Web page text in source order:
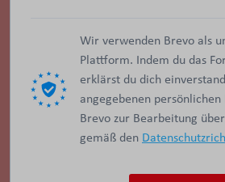
Wir verwenden Brevo als
Plattform. Indem du das
erklärst du dich
angegebenen
Brevo zur Bearbeitung
gemäß den